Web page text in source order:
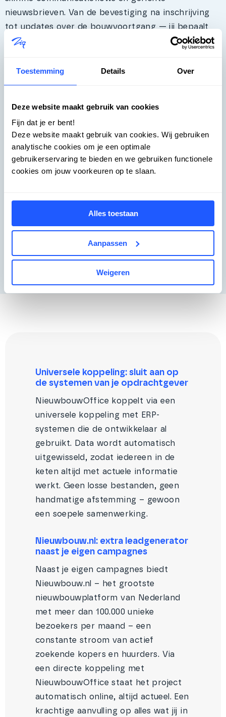
Toestemming Details Over
Deze website maakt gebruik van cookies
Fijn dat je er bent!
Deze website maakt gebruik van cookies. Wij gebruiken
analytische cookies om je een optimale
gebruikerservaring te bieden en we gebruiken functionele
cookies om jouw voorkeuren op te slaan.
Alles toestaan
Aanpassen
Weigeren
nieuwsbrieven. Van de bevestiging na inschrijving
tot updates over de bouwvoortgang — jij bepaalt
de Flows, het platform voert ze uit. Zo blijft de
zonder dat je er elke keer handmatig achteraan
hoeft.
Insights: meet wat werkt, stuur bij waar nodig
Met Insights zie je de volledige leadacquisitie en
Universele koppeling: sluit aan op
de systemen van je opdrachtgever
NieuwbouwOffice koppelt via een
universele koppeling met ERP-
systemen die de ontwikkelaar al
gebruikt. Data wordt automatisch
uitgewisseld, zodat iedereen in de
keten altijd met actuele informatie
werkt. Geen losse bestanden, geen
handmatige afstemming – gewoon
een soepele samenwerking.
Nieuwbouw.nl: extra leadgenerator
naast je eigen campagnes
Naast je eigen campagnes biedt
Nieuwbouw.nl – het grootste
nieuwbouwplatform van Nederland
met meer dan 100.000 unieke
bezoekers per maand – een
constante stroom van actief
zoekende kopers en huurders. Via
een directe koppeling met
NieuwbouwOffice staat het project
automatisch online, altijd actueel. Een
krachtige aanvulling op alles wat jij in